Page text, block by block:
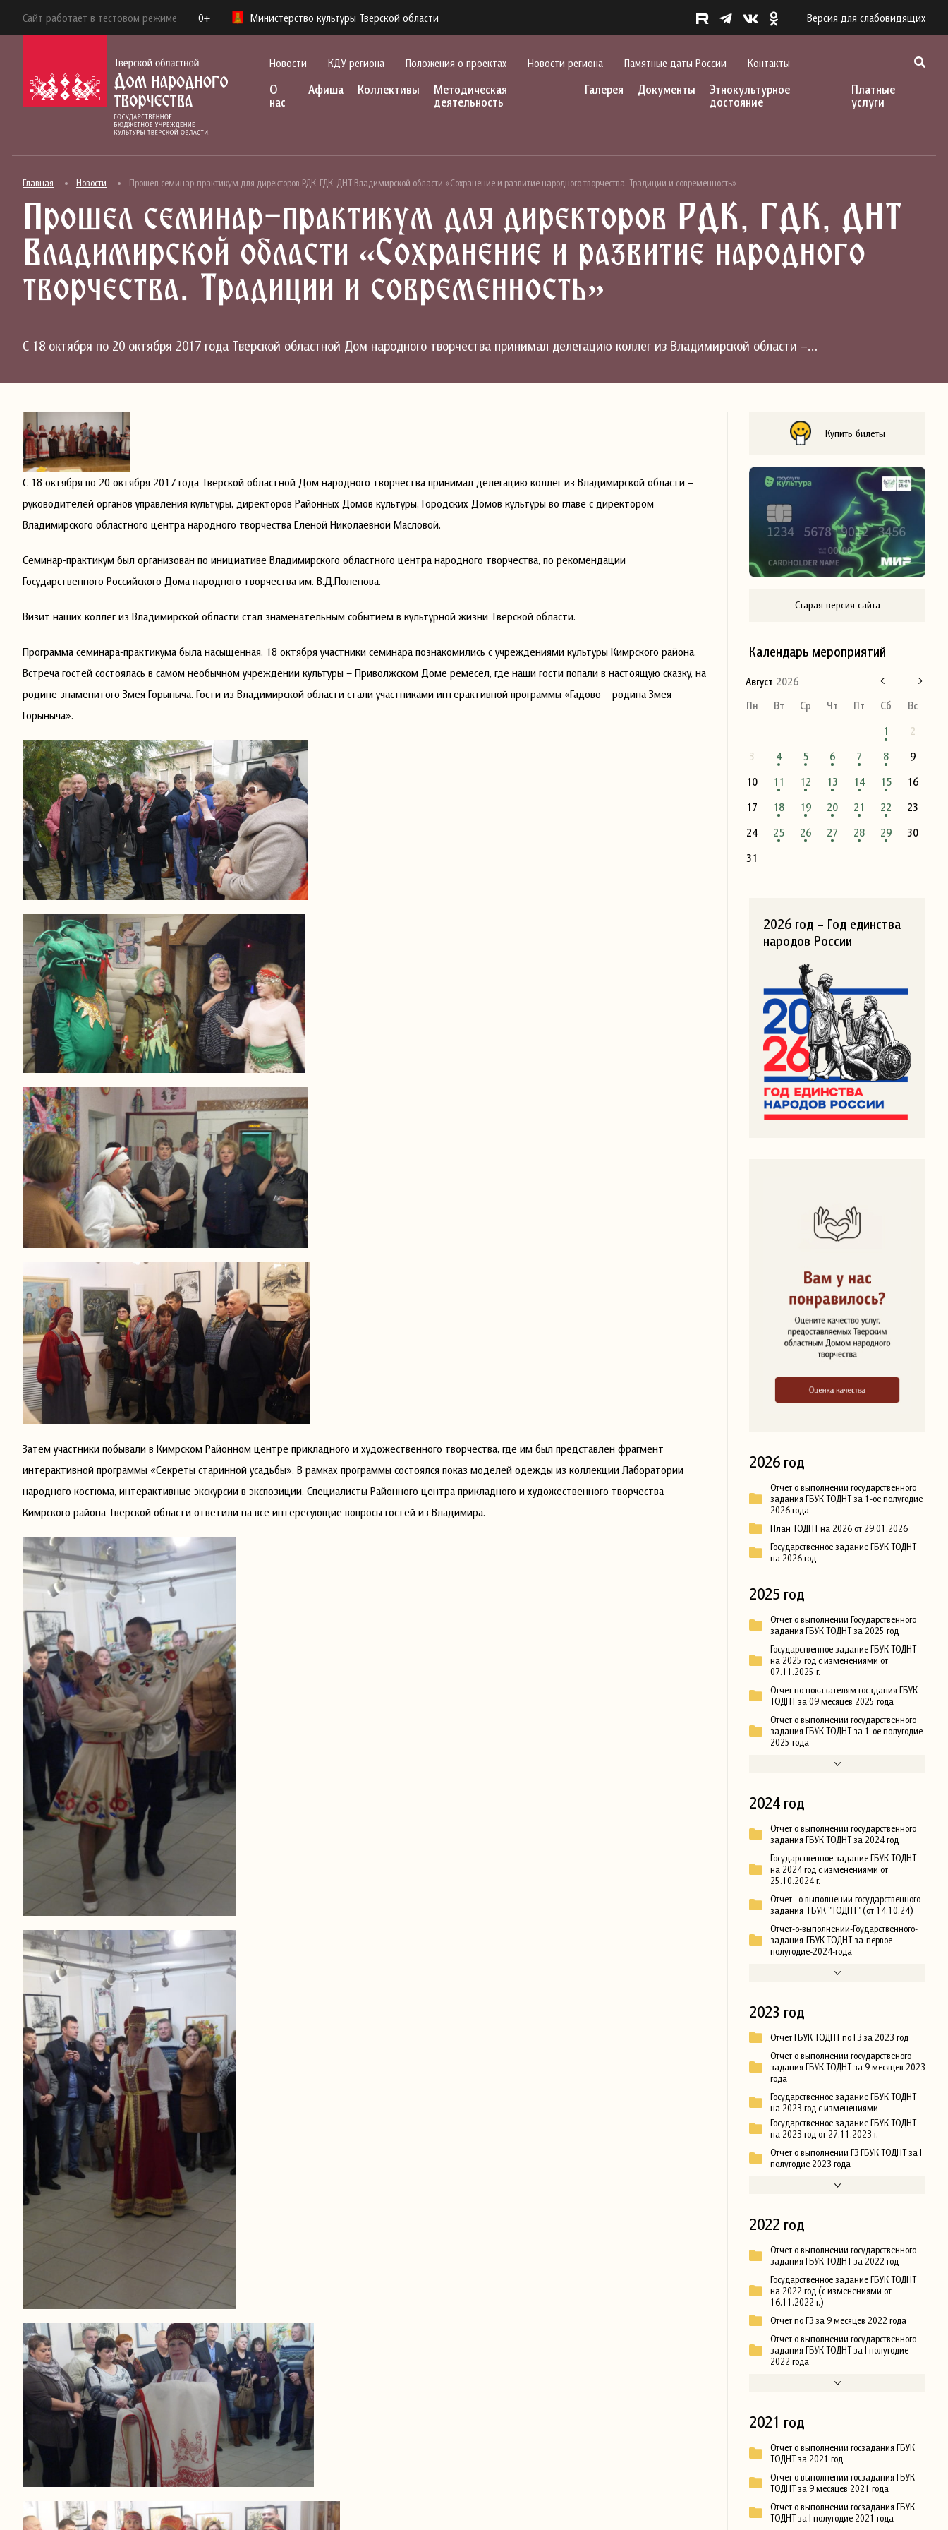
Сайт работает в тестовом режиме 0+ Министерство культуры Тверской области Версия для слабовидящих
Новости КДУ региона Положения о проектах Новости региона Памятные даты России Контакты
О
нас
Афиша Коллективы
Методическая
деятельность
Галерея Документы
Этнокультурное
достояние
Платные
услуги
Главная Новости Прошел семинар-практикум для директоров РДК, ГДК, ДНТ Владимирской области «Сохранение и развитие народного творчества. Традиции и современность»
Прошел семинар-практикум для директоров РДК, ГДК, ДНТ
Владимирской области «Сохранение и развитие народного
творчества. Традиции и современность»
С 18 октября по 20 октября 2017 года Тверской областной Дом народного творчества принимал делегацию коллег из Владимирской области –…
С 18 октября по 20 октября 2017 года Тверской областной Дом народного творчества принимал делегацию коллег из Владимирской области –
руководителей органов управления культуры, директоров Районных Домов культуры, Городских Домов культуры во главе с директором
Владимирского областного центра народного творчества Еленой Николаевной Масловой.
Семинар-практикум был организован по инициативе Владимирского областного центра народного творчества, по рекомендации
Государственного Российского Дома народного творчества им. В.Д.Поленова.
Визит наших коллег из Владимирской области стал знаменательным событием в культурной жизни Тверской области.
Программа семинара-практикума была насыщенная. 18 октября участники семинара познакомились с учреждениями культуры Кимрского района.
Встреча гостей состоялась в самом необычном учреждении культуры – Приволжском Доме ремесел, где наши гости попали в настоящую сказку, на
родине знаменитого Змея Горыныча. Гости из Владимирской области стали участниками интерактивной программы «Гадово – родина Змея
Горыныча».
Затем участники побывали в Кимрском Районном центре прикладного и художественного творчества, где им был представлен фрагмент
интерактивной программы «Секреты старинной усадьбы». В рамках программы состоялся показ моделей одежды из коллекции Лаборатории
народного костюма, интерактивные экскурсии в экспозиции. Специалисты Районного центра прикладного и художественного творчества
Кимрского района Тверской области ответили на все интересующие вопросы гостей из Владимира.
Купить билеты
Старая версия сайта
Календарь мероприятий
Август 2026
Пн
Вт Ср Чт Пт Сб
Вс
1
2
3
4 5 6 7 8
9
10
11 12 13 14 15
16
17
18 19 20 21 22
23
24
25 26 27 28 29
30
31
2026 год – Год единства
народов России
2026 год
Отчет о выполнении государственного
задания ГБУК ТОДНТ за 1-ое полугодие
2026 года
План ТОДНТ на 2026 от 29.01.2026
Государственное задание ГБУК ТОДНТ
на 2026 год
2025 год
Отчет о выполнении Государственного
задания ГБУК ТОДНТ за 2025 год
Государственное задание ГБУК ТОДНТ
на 2025 год с изменениями от
07.11.2025 г.
Отчет по показателям госздания ГБУК
ТОДНТ за 09 месяцев 2025 года
Отчет о выполнении государственного
задания ГБУК ТОДНТ за 1-ое полугодие
2025 года
2024 год
Отчет о выполнении государственного
задания ГБУК ТОДНТ за 2024 год
Государственное задание ГБУК ТОДНТ
на 2024 год с изменениями от
25.10.2024 г.
Отчет о выполнении государственного
задания ГБУК "ТОДНТ" (от 14.10.24)
Отчет-о-выполнении-Гоударственного-
задания-ГБУК-ТОДНТ-за-первое-
полугодие-2024-года
2023 год
Отчет ГБУК ТОДНТ по ГЗ за 2023 год
Отчет о выполнении государственого
задания ГБУК ТОДНТ за 9 месяцев 2023
года
Государственное задание ГБУК ТОДНТ
на 2023 год с изменениями
Государственное задание ГБУК ТОДНТ
на 2023 год от 27.11.2023 г.
Отчет о выполнении ГЗ ГБУК ТОДНТ за I
полугодие 2023 года
2022 год
Отчет о выполнении государственного
задания ГБУК ТОДНТ за 2022 год
Государственное задание ГБУК ТОДНТ
на 2022 год (с изменениями от
16.11.2022 г.)
Отчет по ГЗ за 9 месяцев 2022 года
Отчет о выполнении государственного
задания ГБУК ТОДНТ за I полугодие
2022 года
2021 год
Отчет о выполнении госзадания ГБУК
ТОДНТ за 2021 год
Отчет о выполнении госзадания ГБУК
ТОДНТ за 9 месяцев 2021 года
Отчет о выполнении госзадания ГБУК
ТОДНТ за I полугодие 2021 года